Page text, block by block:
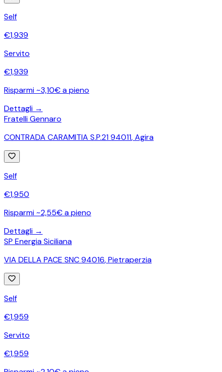
Self
€1,939
Servito
€1,939
Risparmi ~3,10€ a pieno
Dettagli →
Fratelli Gennaro
CONTRADA CARAMITIA S.P.21 94011,Agira
Self
€1,950
Risparmi ~2,55€ a pieno
Dettagli →
SP Energia Siciliana
VIA DELLA PACE SNC 94016,Pietraperzia
Self
€1,959
Servito
€1,959